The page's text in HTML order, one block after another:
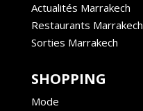
Actualités Marrakech
Restaurants Marrakech
Sorties Marrakech
SHOPPING
Mode